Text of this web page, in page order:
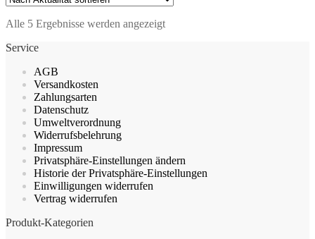
Alle 5 Ergebnisse werden angezeigtNach
Service
AGB
Versandkosten
Zahlungsarten
Datenschutz
Umweltverordnung
Widerrufsbelehrung
Impressum
Privatsphäre-Einstellungen ändern
Historie der Privatsphäre-Einstellungen
Einwilligungen widerrufen
Vertrag widerrufen
Produkt-Kategorien